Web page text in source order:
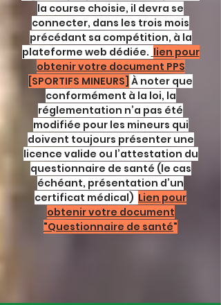
la course choisie, il devra se
connecter, dans les trois mois
précédant sa compétition, à la
plateforme web dédiée. lien pour
obtenir votre document PPS
[SPORTIFS MINEURS] À noter que
conformément à la loi, la
réglementation n’a pas été
modifiée pour les mineurs qui
doivent toujours présenter une
licence valide ou l’attestation du
questionnaire de santé (le cas
échéant, présentation d’un
certificat médical) Lien pour
obtenir votre document
"Questionnaire de santé"